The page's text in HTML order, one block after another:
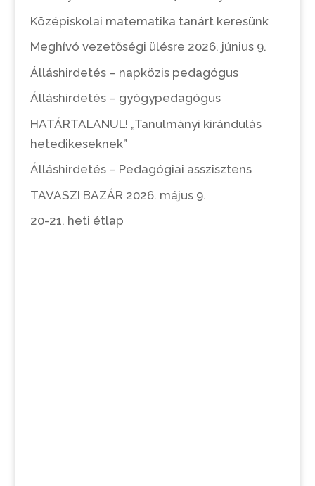
Középiskolai matematika tanárt keresünk
Meghívó vezetőségi ülésre 2026. június 9.
Álláshirdetés – napközis pedagógus
Álláshirdetés – gyógypedagógus
HATÁRTALANUL! „Tanulmányi kirándulás
hetedikeseknek”
Álláshirdetés – Pedagógiai asszisztens
TAVASZI BAZÁR 2026. május 9.
20-21. heti étlap